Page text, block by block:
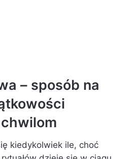
– sposób na
kiedykolwiek ile, choć